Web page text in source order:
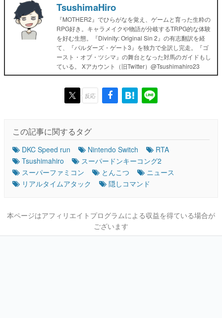
TsushimaHiro
『MOTHER2』でひらがなを覚え、ゲームと育った生粋の
RPG好き。キャラメイクや物語が分岐するTRPG的な体験
を好む生態。『Divinity: Original Sin 2』の有志翻訳を経
て、『バルダーズ・ゲート3』を独力で全訳し完走。『ゴ
ースト・オブ・ツシマ』の舞台となった対馬のガイドもし
ている。 Xアカウント（旧Twitter）@Tsushimahiro23
反応
この記事に関するタグ
DKC Speed run Nintendo Switch
RTA
Tsushimahiro
スーパードンキーコング2
スーパーファミコン
とんこつ
ニュース
リアルタイムアタック
隠しコマンド
本ページはアフィリエイトプログラムによる収益を得ている場合が
ございます